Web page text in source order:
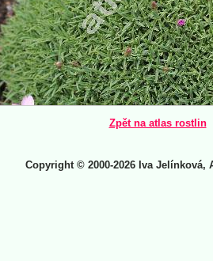
Zpět na atlas rostlin
Copyright © 2000-2026 Iva Jelínková,